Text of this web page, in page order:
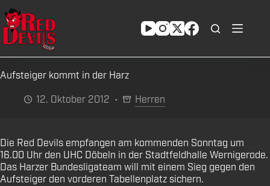
Zum
Inhalt
springen
Aufsteiger kommt in der Harz
12. Oktober 2012
Herren
Die Red Devils empfangen am kommenden Sonntag um
16.00 Uhr den UHC Döbeln in der Stadtfeldhalle Wernigerode.
Das Harzer Bundesligateam will mit einem Sieg gegen den
Aufsteiger den vorderen Tabellenplatz sichern.